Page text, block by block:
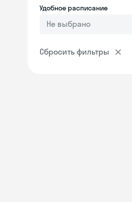
Удобное расписание
Не выбрано
Сбросить фильтры